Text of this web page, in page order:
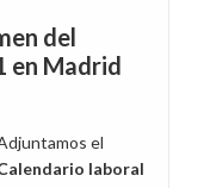
del
en Madrid
el
laboral